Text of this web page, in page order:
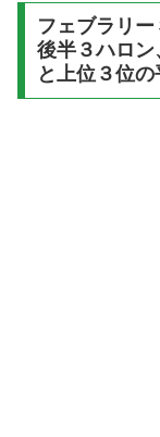
フェブラリ
後半３ハロン
と上位３位の